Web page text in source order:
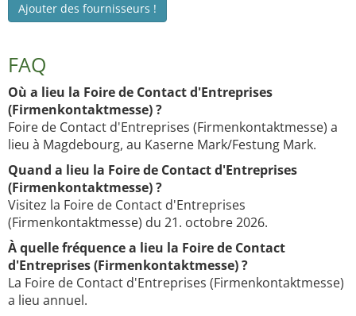
Ajouter des fournisseurs !
FAQ
Où a lieu la Foire de Contact d'Entreprises
(Firmenkontaktmesse) ?
Foire de Contact d'Entreprises (Firmenkontaktmesse) a
lieu à Magdebourg, au Kaserne Mark/Festung Mark.
Quand a lieu la Foire de Contact d'Entreprises
(Firmenkontaktmesse) ?
Visitez la Foire de Contact d'Entreprises
(Firmenkontaktmesse) du 21. octobre 2026.
À quelle fréquence a lieu la Foire de Contact
d'Entreprises (Firmenkontaktmesse) ?
La Foire de Contact d'Entreprises (Firmenkontaktmesse)
a lieu annuel.